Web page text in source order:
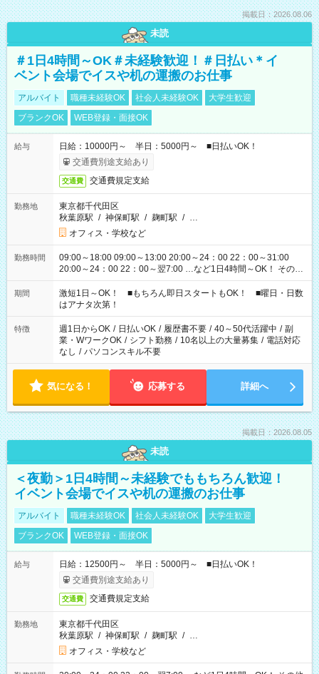
掲載日：2026.08.06
未読
＃1日4時間～OK＃未経験歓迎！＃日払い＊イ
ベント会場でイスや机の運搬のお仕事
アルバイト 職種未経験OK 社会人未経験OK
大学生歓迎
ブランクOK
WEB登録・面接OK
給与
日給：10000円～ 半日：5000円～ ■日払いOK！
交通費別途支給あり
交通費 交通費規定支給
勤務地
東京都千代田区
秋葉原駅 / 神保町駅 / 麹町駅 / …
オフィス・学校など
勤務時間
09:00～18:00 09:00～13:00 20:00～24：00 22：00～31:00
20:00～24：00 22：00～翌7:00 …など1日4時間～OK！ その他
シフトもございます！ お気軽にご相談ください！
期間
激短1日～OK！ ■もちろん即日スタートもOK！ ■曜日・日数
はアナタ次第！
特徴 週1日からOK / 日払いOK / 履歴書不要 / 40～50代活躍中 / 副
業・WワークOK / シフト勤務 / 10名以上の大量募集 / 電話対応
なし / パソコンスキル不要
気になる！ 応募する 詳細へ
掲載日：2026.08.05
未読
＜夜勤＞1日4時間～未経験でももちろん歓迎！
イベント会場でイスや机の運搬のお仕事
アルバイト 職種未経験OK 社会人未経験OK
大学生歓迎
ブランクOK
WEB登録・面接OK
給与
日給：12500円～ 半日：5000円～ ■日払いOK！
交通費別途支給あり
交通費 交通費規定支給
勤務地
東京都千代田区
秋葉原駅 / 神保町駅 / 麹町駅 / …
オフィス・学校など